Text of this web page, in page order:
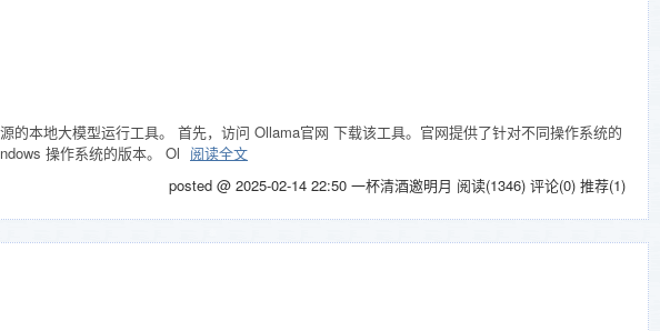
本地大模型运行工具。 首先，访问 Ollama官网 下载该工具。官网提供了针对不同操作系统的
操作系统的版本。 Ol 阅读全文
posted @ 2025-02-14 22:50 一杯清酒邀明月 阅读(1346) 评论(0) 推荐(1)